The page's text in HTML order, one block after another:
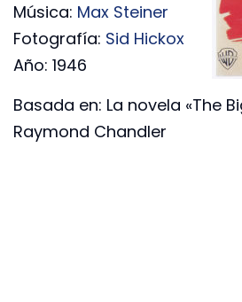
Música: Max Steiner
Fotografía: Sid Hickox
Año: 1946
Basada en: La novela «The
Raymond Chandler